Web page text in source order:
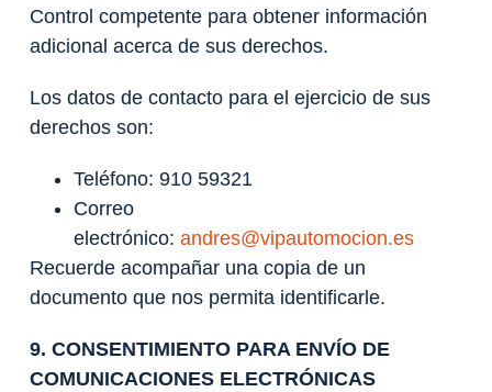
Control competente para obtener información
adicional acerca de sus derechos.
Los datos de contacto para el ejercicio de sus
derechos son:
Teléfono: 910 59321
Correo
electrónico: andres@vipautomocion.es
Recuerde acompañar una copia de un
documento que nos permita identificarle.
9. CONSENTIMIENTO PARA ENVÍO DE
COMUNICACIONES ELECTRÓNICAS